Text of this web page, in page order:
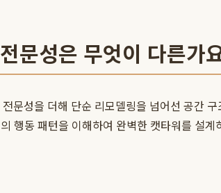
문성은 무엇이 다른가
문성을 더해 단순 리모델링을 넘어선 공간
행동 패턴을 이해하여 완벽한 캣타워를 설